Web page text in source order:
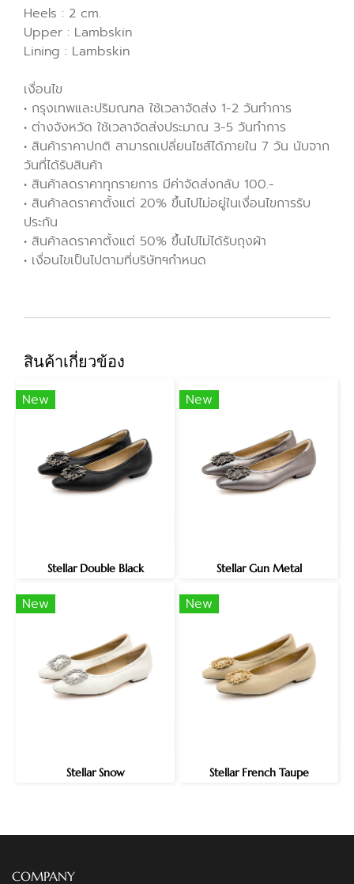
Heels : 2 cm.
Upper : Lambskin
Lining : Lambskin
เงื่อนไข
• กรุงเทพและปริมณฑล ใช้เวลาจัดส่ง 1-2 วันทำการ
• ต่างจังหวัด ใช้เวลาจัดส่งประมาณ 3-5 วันทำการ
• สินค้าราคาปกติ สามารถเปลี่ยนไซส์ได้ภายใน 7 วัน นับจาก
วันที่ได้รับสินค้า
• สินค้าลดราคาทุกรายการ มีค่าจัดส่งกลับ 100.-
• สินค้าลดราคาตั้งแต่ 20% ขึ้นไปไม่อยู่ในเงื่อนไขการรับ
ประกัน
• สินค้าลดราคาตั้งแต่ 50% ขึ้นไปไม่ได้รับถุงผ้า
• เงื่อนไขเป็นไปตามที่บริษัทฯกำหนด
สินค้าเกี่ยวข้อง
New
Stellar Double Black
New
Stellar Gun Metal
New
Stellar Snow
New
Stellar French Taupe
COMPANY